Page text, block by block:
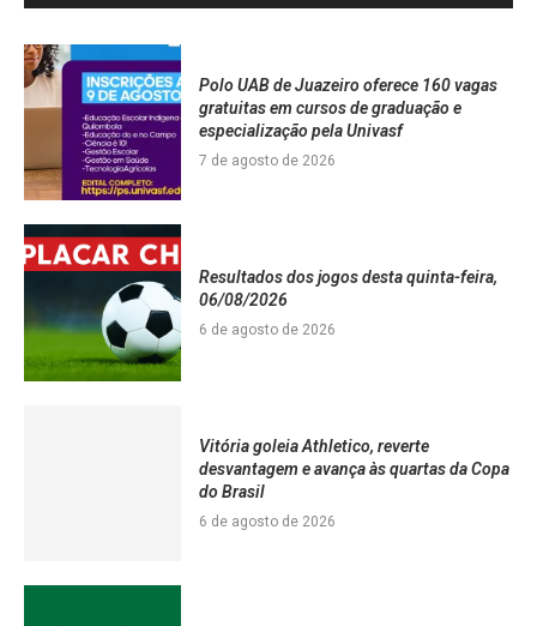
Polo UAB de Juazeiro oferece 160 vagas
gratuitas em cursos de graduação e
especialização pela Univasf
7 de agosto de 2026
Resultados dos jogos desta quinta-feira,
06/08/2026
6 de agosto de 2026
Vitória goleia Athletico, reverte
desvantagem e avança às quartas da Copa
do Brasil
6 de agosto de 2026